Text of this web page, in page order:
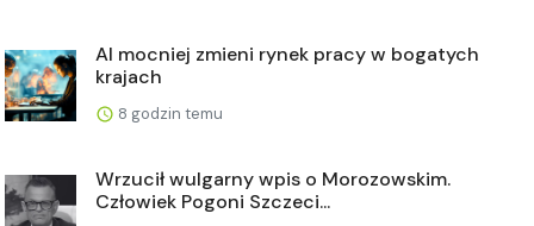
AI mocniej zmieni rynek pracy w bogatych
krajach
8 godzin temu
Wrzucił wulgarny wpis o Morozowskim.
Człowiek Pogoni Szczeci...